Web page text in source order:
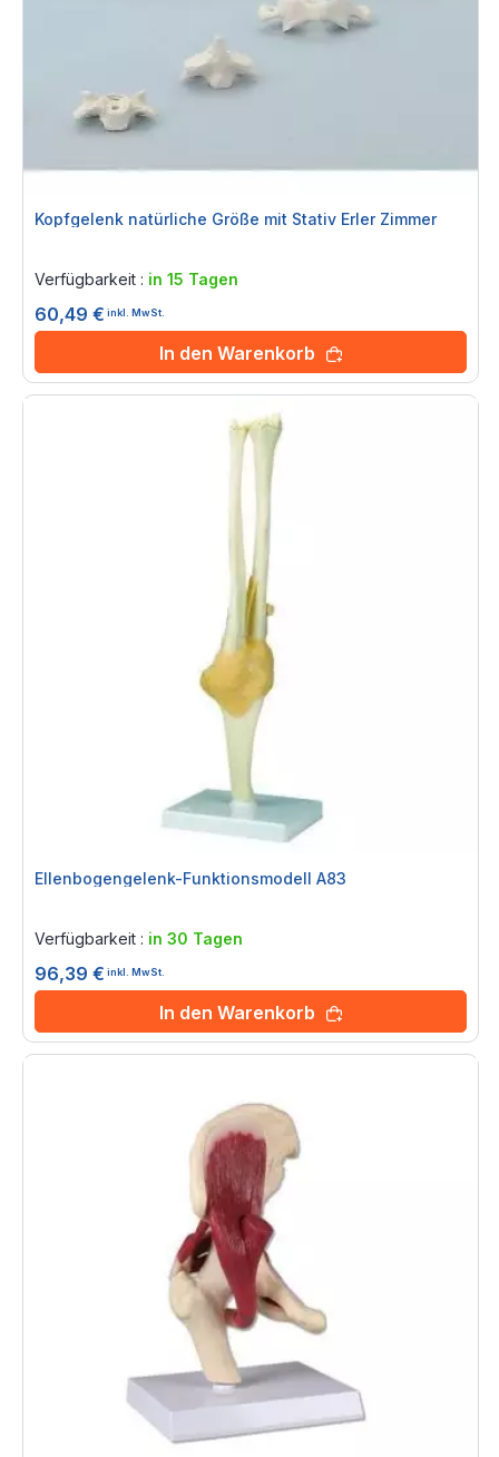
Kopfgelenk natürliche Größe mit Stativ Erler Zimmer
Verfügbarkeit : in 15 Tagen
60,49 € inkl. MwSt.
In den Warenkorb
Ellenbogengelenk-Funktionsmodell A83
Verfügbarkeit : in 30 Tagen
96,39 € inkl. MwSt.
In den Warenkorb